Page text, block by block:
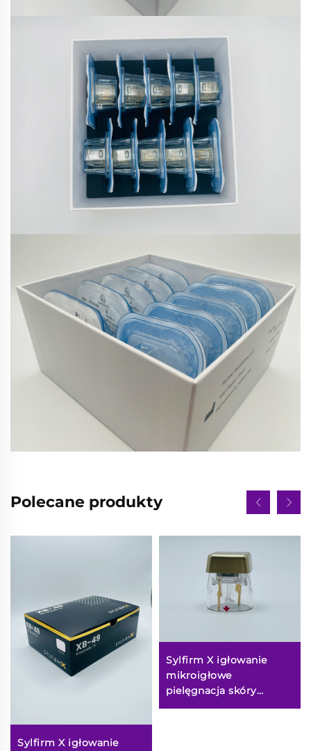
Polecane produkty
Sylfirm X igłowanie
Sylfirm X igłowanie
mikroigłowe
pielęgnacja skóry
końcówki sylfirm X X-25